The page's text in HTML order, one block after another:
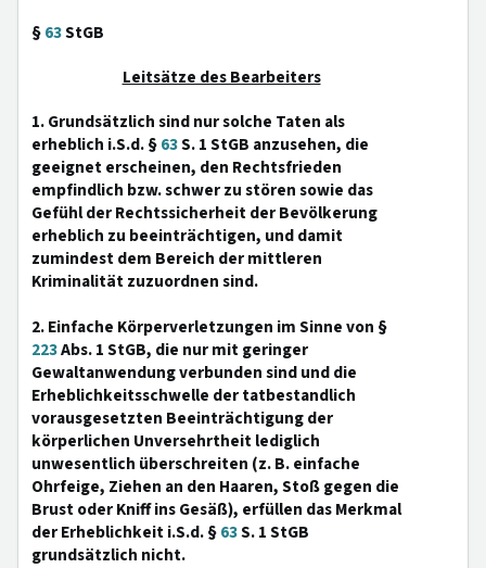
§63StGB
Leitsätze des Bearbeiters
1. Grundsätzlich sind nur solche Taten als
erheblich i.S.d. §63S. 1 StGB anzusehen, die
geeignet erscheinen, den Rechtsfrieden
empfindlich bzw. schwer zu stören sowie das
Gefühl der Rechtssicherheit der Bevölkerung
erheblich zu beeinträchtigen, und damit
zumindest dem Bereich der mittleren
Kriminalität zuzuordnen sind.
2. Einfache Körperverletzungen im Sinne von §
223Abs. 1 StGB, die nur mit geringer
Gewaltanwendung verbunden sind und die
Erheblichkeitsschwelle der tatbestandlich
vorausgesetzten Beeinträchtigung der
körperlichen Unversehrtheit lediglich
unwesentlich überschreiten (z. B. einfache
Ohrfeige, Ziehen an den Haaren, Stoß gegen die
Brust oder Kniff ins Gesäß), erfüllen das Merkmal
der Erheblichkeit i.S.d. §63S. 1 StGB
grundsätzlich nicht.